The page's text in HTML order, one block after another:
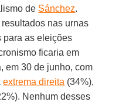
de Sánchez.
nas urnas
para as eleições
ficaria em
em 30 de junho, com
extrema direita (34%),
Nenhum desses